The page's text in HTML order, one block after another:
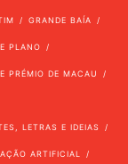
GRANDE BAÍA
PLANO
PRÉMIO DE MACAU
LETRAS E IDEIAS
ARTIFICIAL